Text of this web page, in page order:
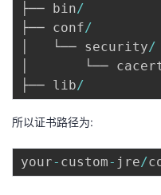
├── bin/
├── conf/
│   └── security/
│       └──
├── lib/
所以证书路径为:
your- custom- jre/